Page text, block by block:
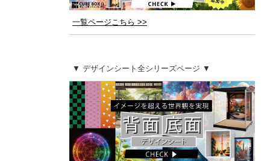
一覧ページこちら >>
▼ デザインシート全シリーズページ ▼